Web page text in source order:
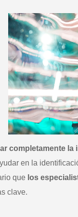
completamente
en la
que los
clave.